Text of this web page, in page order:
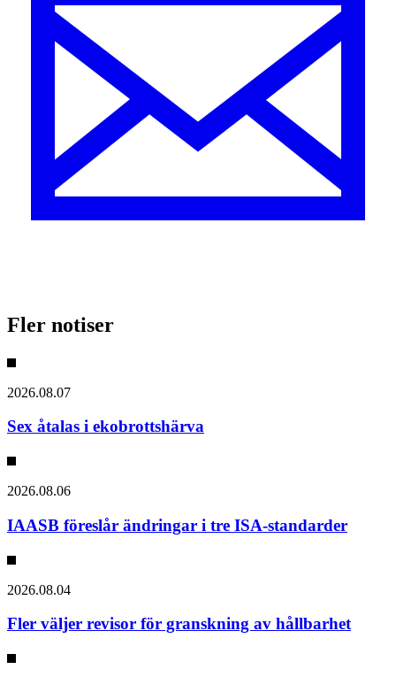
Fler notiser
2026.08.07
Sex åtalas i ekobrottshärva
2026.08.06
IAASB föreslår ändringar i tre ISA-standarder
2026.08.04
Fler väljer revisor för granskning av hållbarhet